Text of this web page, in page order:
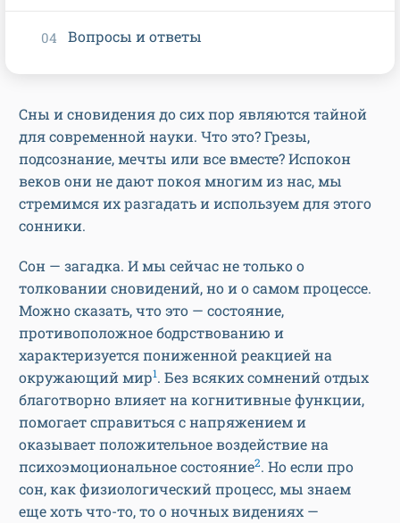
Сны и сновидения до сих пор являются тайной
для современной науки. Что это? Грезы,
подсознание, мечты или все вместе? Испокон
веков они не дают покоя многим из нас, мы
стремимся их разгадать и используем для этого
сонники.
Сон — загадка. И мы сейчас не только о
толковании сновидений, но и о самом процессе.
Можно сказать, что это — состояние,
противоположное бодрствованию и
характеризуется пониженной реакцией на
окружающий мир1. Без всяких сомнений отдых
благотворно влияет на когнитивные функции,
помогает справиться с напряжением и
оказывает положительное воздействие на
психоэмоциональное состояние2. Но если про
сон, как физиологический процесс, мы знаем
еще хоть что-то, то о ночных видениях —
Вопросы и ответы